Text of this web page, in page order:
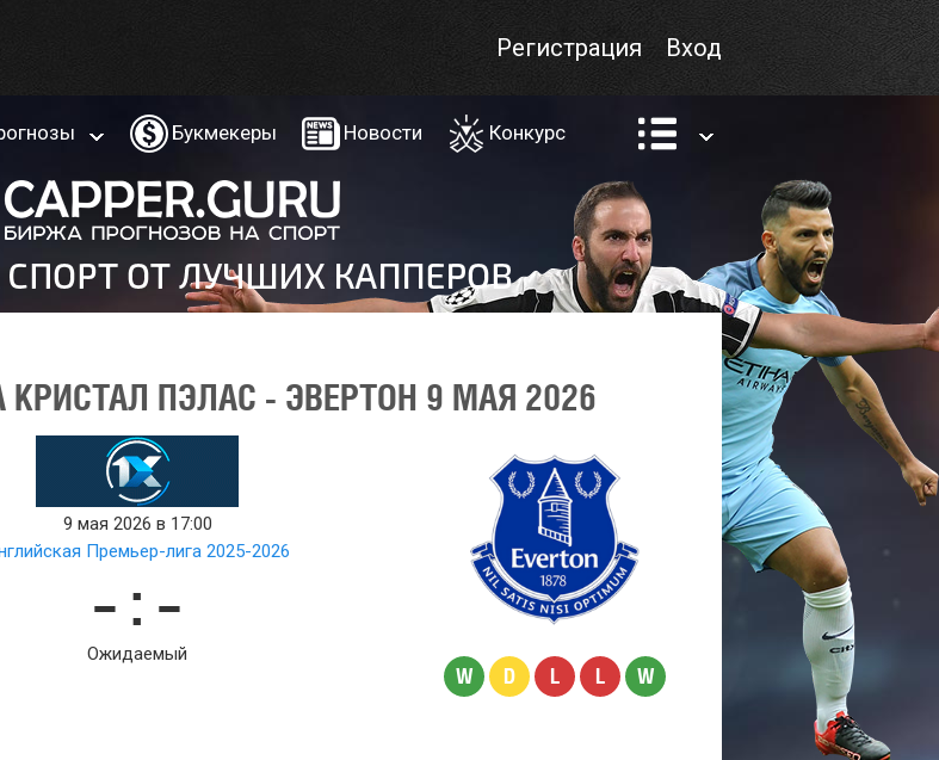
Вход
Регистрация
Букмекеры Новости Конкурс
ПЭЛАС - ЭВЕРТОН 9 МАЯ 2026
9 мая 2026 в 17:00
Премьер-лига 2025-2026
– : –
Ожидаемый
W D L L W